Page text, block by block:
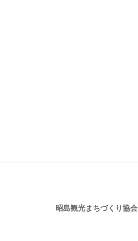
昭島観光まちづくり協会